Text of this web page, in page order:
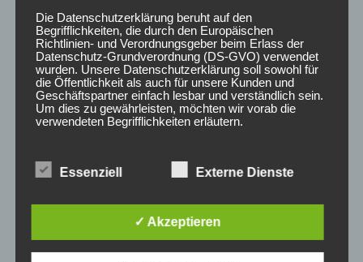
5
19×8,5 ET40 5×112
450,00€ *
19×8,5 ET35 5×112
Carbon Graphite
450,00€ *
Die Datenschutzerklärung beruht auf den
Begrifflichkeiten, die durch den Europäischen
Richtlinien- und Verordnungsgeber beim Erlass der
Datenschutz-Grundverordnung (DS-GVO) verwendet
wurden. Unsere Datenschutzerklärung soll sowohl für
die Öffentlichkeit als auch für unsere Kunden und
Geschäftspartner einfach lesbar und verständlich sein.
Um dies zu gewährleisten, möchten wir vorab die
verwendeten Begrifflichkeiten erläutern.
Wir verwenden in dieser Datenschutzerklärung
unter anderem die folgenden Begriffe:
Essenziell Externe Dienste
✓ Akzeptieren